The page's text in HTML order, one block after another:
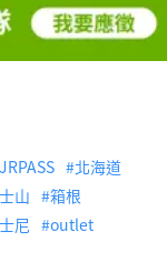
JRPASS
北海道
山
箱根
尼
outlet